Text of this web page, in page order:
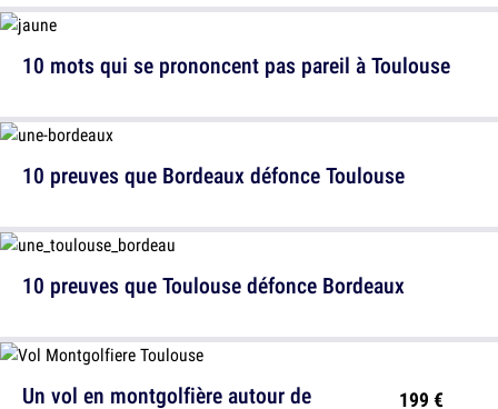
10 preuves que Bordeaux défonce Toulouse
Un vol en montgolfière autour de
199 €
10 mots qui se prononcent pas pareil à Toulouse
10 preuves que Toulouse défonce Bordeaux